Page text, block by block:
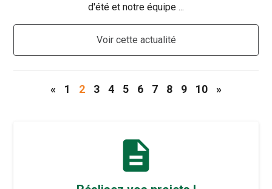
d'été et notre équipe ...
Voir cette actualité
« 1 2 3 4 5 6 7 8 9 10 »
description